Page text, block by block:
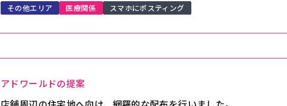
その他エリア 医療関係 スマホにポスティング
アドワールドの提案